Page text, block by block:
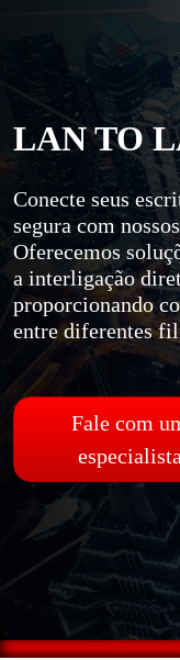
LAN TO
Conecte seus
segura com
Oferecemos
a interligação
proporcionando
entre diferentes
Fale com
especialista